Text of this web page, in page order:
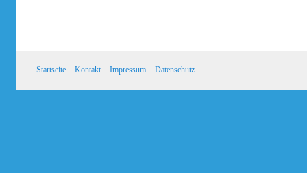
Startseite Kontakt Impressum Datenschutz